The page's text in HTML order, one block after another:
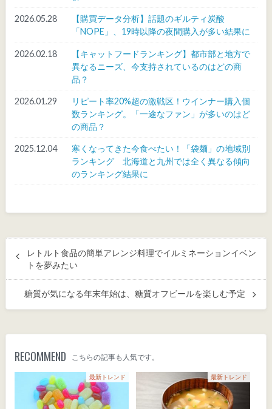
2026.05.28
【購買データ分析】話題のギルティ炭酸
「NOPE」、19時以降の夜間購入が多い結果に
2026.02.18
【キャットフードランキング】都市部と地方で
異なるニーズ、今支持されているのはどの商
品？
2026.01.29
リピート率20%超の激戦区！ウインナー購入個
数ランキング。「一途なファン」が多いのはど
の商品？
2025.12.04
寒くなってきた今食べたい！「袋麺」の地域別
ランキング 北海道と九州では全く異なる傾向
のランキング結果に
レトルト食品の簡単アレンジ料理でイルミネーションイベン
トを夢みたい
糖質が気になる年末年始は、糖質オフビールを楽しむ予定
RECOMMEND こちらの記事も人気です。
最新トレンド 最新トレンド